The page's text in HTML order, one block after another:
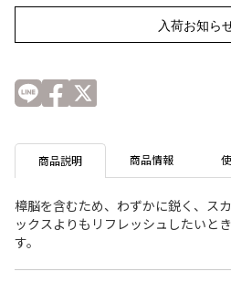
入荷お知ら
商品説明 商品情報
樟脳を含むため、わずかに鋭く、ス
ックスよりもリフレッシュしたいと
す。